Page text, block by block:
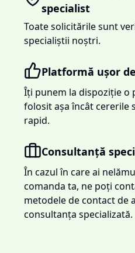
specialist
Toate solicitările sunt
specialiștii noștri.
Platformă ușor
Îți punem la dispoziție
folosit așa încât cererile
rapid.
Consultanță
În cazul în care ai
comanda ta, ne poți
metodele de contact de
consultanța specializată.